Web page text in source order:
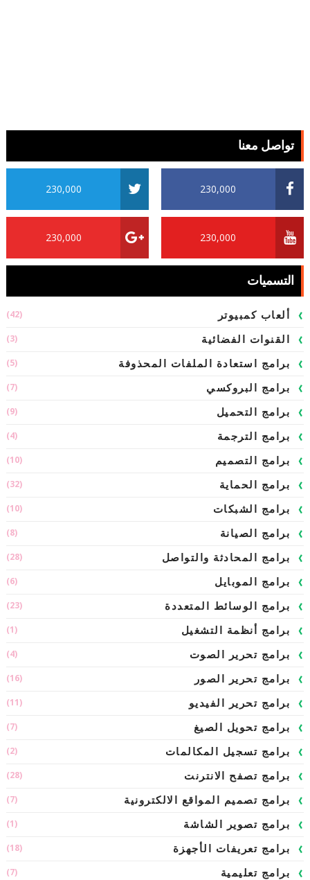
تواصل معنا
230,000
230,000
230,000
230,000
التسميات
ألعاب كمبيوتر (42)
القنوات الفضائية (3)
برامج استعادة الملفات المحذوفة (5)
برامج البروكسي (7)
برامج التحميل (9)
برامج الترجمة (4)
برامج التصميم (10)
برامج الحماية (32)
برامج الشبكات (10)
برامج الصيانة (8)
برامج المحادثة والتواصل (28)
برامج الموبايل (6)
برامج الوسائط المتعددة (23)
برامج أنظمة التشغيل (1)
برامج تحرير الصوت (4)
برامج تحرير الصور (16)
برامج تحرير الفيديو (11)
برامج تحويل الصيغ (7)
برامج تسجيل المكالمات (2)
برامج تصفح الانترنت (28)
برامج تصميم المواقع الالكترونية (7)
برامج تصوير الشاشة (1)
برامج تعريفات الأجهزة (18)
برامج تعليمية (7)